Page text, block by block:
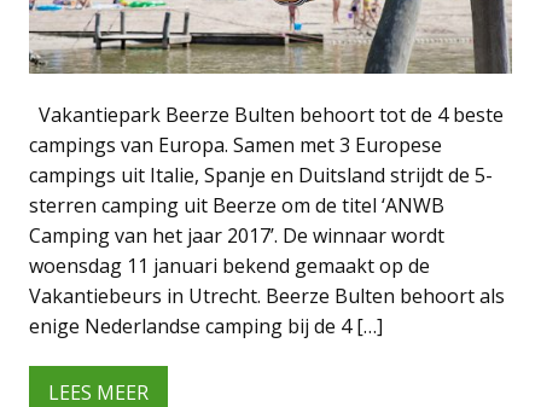
Vakantiepark Beerze Bulten behoort tot de 4 beste
campings van Europa. Samen met 3 Europese
campings uit Italie, Spanje en Duitsland strijdt de 5-
sterren camping uit Beerze om de titel ‘ANWB
Camping van het jaar 2017’. De winnaar wordt
woensdag 11 januari bekend gemaakt op de
Vakantiebeurs in Utrecht. Beerze Bulten behoort als
enige Nederlandse camping bij de 4 […]
LEES MEER